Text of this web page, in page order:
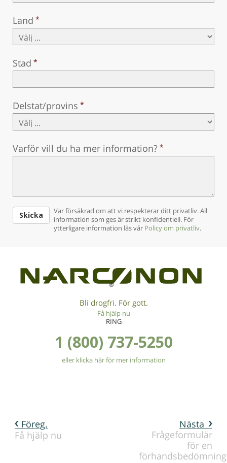
Land
Stad
Delstat/provins
Varför vill du ha mer information?
Skicka
Var försäkrad om att vi respekterar ditt privatliv. All
information som ges är strikt konfidentiell. För
ytterligare information läs vår Policy om privatliv.
®
Bli drogfri. För gott.
Få hjälp nu
RING
1 (800) 737-5250
eller klicka här för mer information
Nästa
Frågeformulär
för en
förhandsbedömning
Föreg.
Få hjälp nu